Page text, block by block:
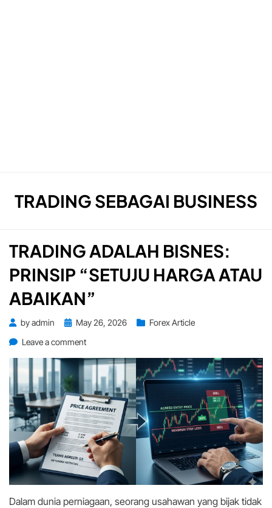
TAG
:
TRADING SEBAGAI BUSINESS
TRADING ADALAH BISNES:
PRINSIP “SETUJU HARGA ATAU
ABAIKAN”
byadmin
PostedMay 26, 2026
Forex Article
Leave a commenton
Adalah
Bisnes:
Prinsip
“Setuju
Harga
atau
Abaikan”
Dalam dunia perniagaan, seorang usahawan yang bijak tidak